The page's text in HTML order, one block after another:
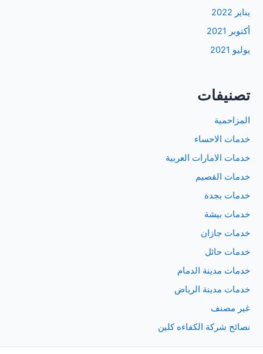
يناير 2022
أكتوبر 2021
يوليو 2021
تصنيفات
المزاحمية
خدمات الاحساء
خدمات الامارات العربية
خدمات القصيم
خدمات بجدة
خدمات بيشة
خدمات جازان
خدمات حائل
خدمات مدينة الدمام
خدمات مدينة الرياض
غير مصنف
نصائح شركة الكفاءه كلين